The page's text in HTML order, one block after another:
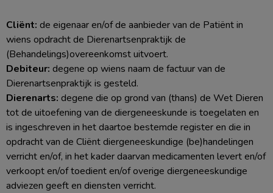
Cliënt: de eigenaar en/of de aanbieder van de Patiënt in
wiens opdracht de Dierenartsenpraktijk de
(Behandelings)overeenkomst uitvoert.
Debiteur: degene op wiens naam de factuur van de
Dierenartsenpraktijk is gesteld.
Dierenarts: degene die op grond van (thans) de Wet Dieren
tot de uitoefening van de diergeneeskunde is toegelaten en
is ingeschreven in het daartoe bestemde register en die in
opdracht van de Cliënt diergeneeskundige (be)handelingen
verricht en/of, in het kader daarvan medicamenten levert en/of
verkoopt en/of toedient en/of overige diergeneeskundige
adviezen geeft en diensten verricht.